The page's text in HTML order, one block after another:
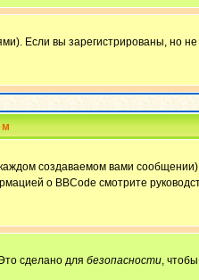
Если вы зарегистрированы, но не
создаваемом вами
о BBCode смотрите
сделано для безопасности,